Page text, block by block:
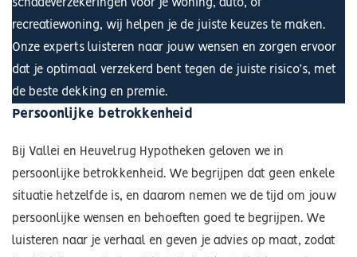
schadeverzekeringen voor je woning, auto, of
recreatiewoning, wij helpen je de juiste keuzes te maken.
Onze experts luisteren naar jouw wensen en zorgen ervoor
dat je optimaal verzekerd bent tegen de juiste risico’s, met
de beste dekking en premie.
Persoonlijke betrokkenheid
Bij Vallei en Heuvelrug Hypotheken geloven we in
persoonlijke betrokkenheid. We begrijpen dat geen enkele
situatie hetzelfde is, en daarom nemen we de tijd om jouw
persoonlijke wensen en behoeften goed te begrijpen. We
luisteren naar je verhaal en geven je advies op maat, zodat